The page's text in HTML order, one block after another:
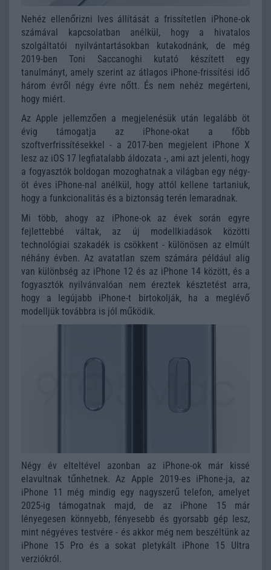
Nehéz ellenőrizni Ives állítását a frissítetlen iPhone-ok
számával kapcsolatban anélkül, hogy a hivatalos
szolgáltatói nyilvántartásokban kutakodnánk, de még
2019-ben Toni Saccanoghi kutató készített egy
tanulmányt, amely szerint az átlagos iPhone-frissítési idő
három évről négy évre nőtt. És nem nehéz megérteni,
hogy miért.
Az Apple jellemzően a megjelenésük után legalább öt
évig támogatja az iPhone-okat a főbb
szoftverfrissítésekkel - a 2017-ben megjelent iPhone X
lesz az iOS 17 legfiatalabb áldozata -, ami azt jelenti, hogy
a fogyasztók boldogan mozoghatnak a világban egy négy-
öt éves iPhone-nal anélkül, hogy attól kellene tartaniuk,
hogy a funkcionalitás és a biztonság terén lemaradnak.
Mi több, ahogy az iPhone-ok az évek során egyre
fejlettebbé váltak, az új modellkiadások közötti
technológiai szakadék is csökkent - különösen az elmúlt
néhány évben. Az avatatlan szem számára például alig
van különbség az iPhone 12 és az iPhone 14 között, és a
fogyasztók nyilvánvalóan nem éreztek késztetést arra,
hogy a legújabb iPhone-t birtokolják, ha a meglévő
modelljük továbbra is jól működik.
Négy év elteltével azonban az iPhone-ok már kissé
elavultnak tűnhetnek. Az Apple 2019-es iPhone-ja, az
iPhone 11 még mindig egy nagyszerű telefon, amelyet
2025-ig támogatnak majd, de az iPhone 15 már
lényegesen könnyebb, fényesebb és gyorsabb gép lesz,
mint négyéves testvére - és akkor még nem beszéltünk az
iPhone 15 Pro és a sokat pletykált iPhone 15 Ultra
verziókról.